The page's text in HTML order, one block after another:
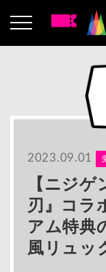
2023.09.01
【ニジ
刃』コラ
アム特典
風リュッ